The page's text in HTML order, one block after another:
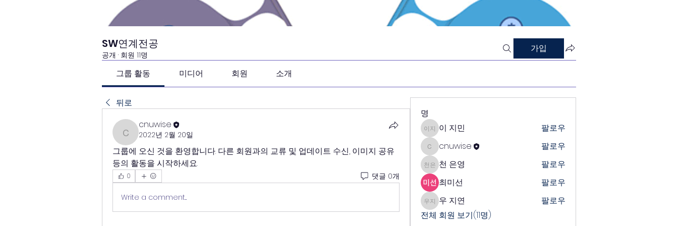
SW연계전공
공개 · 회원 11명
가입
그룹 활동 미디어 회원 소개
뒤로
cnuwise
cnuwise
2022년 2월 20일
그룹에 오신 것을 환영합니다. 다른 회원과의 교류 및 업데이트 수신, 이미지 공유
등의 활동을 시작하세요.
0 댓글 0개
Write a comment...
명
이 지민이 지민 팔로우
cnuwise
cnuwise 팔로우
천 은영천 은영
팔로우
최미선
팔로우
우 지연우 지연
팔로우
전체 회원 보기(11명)